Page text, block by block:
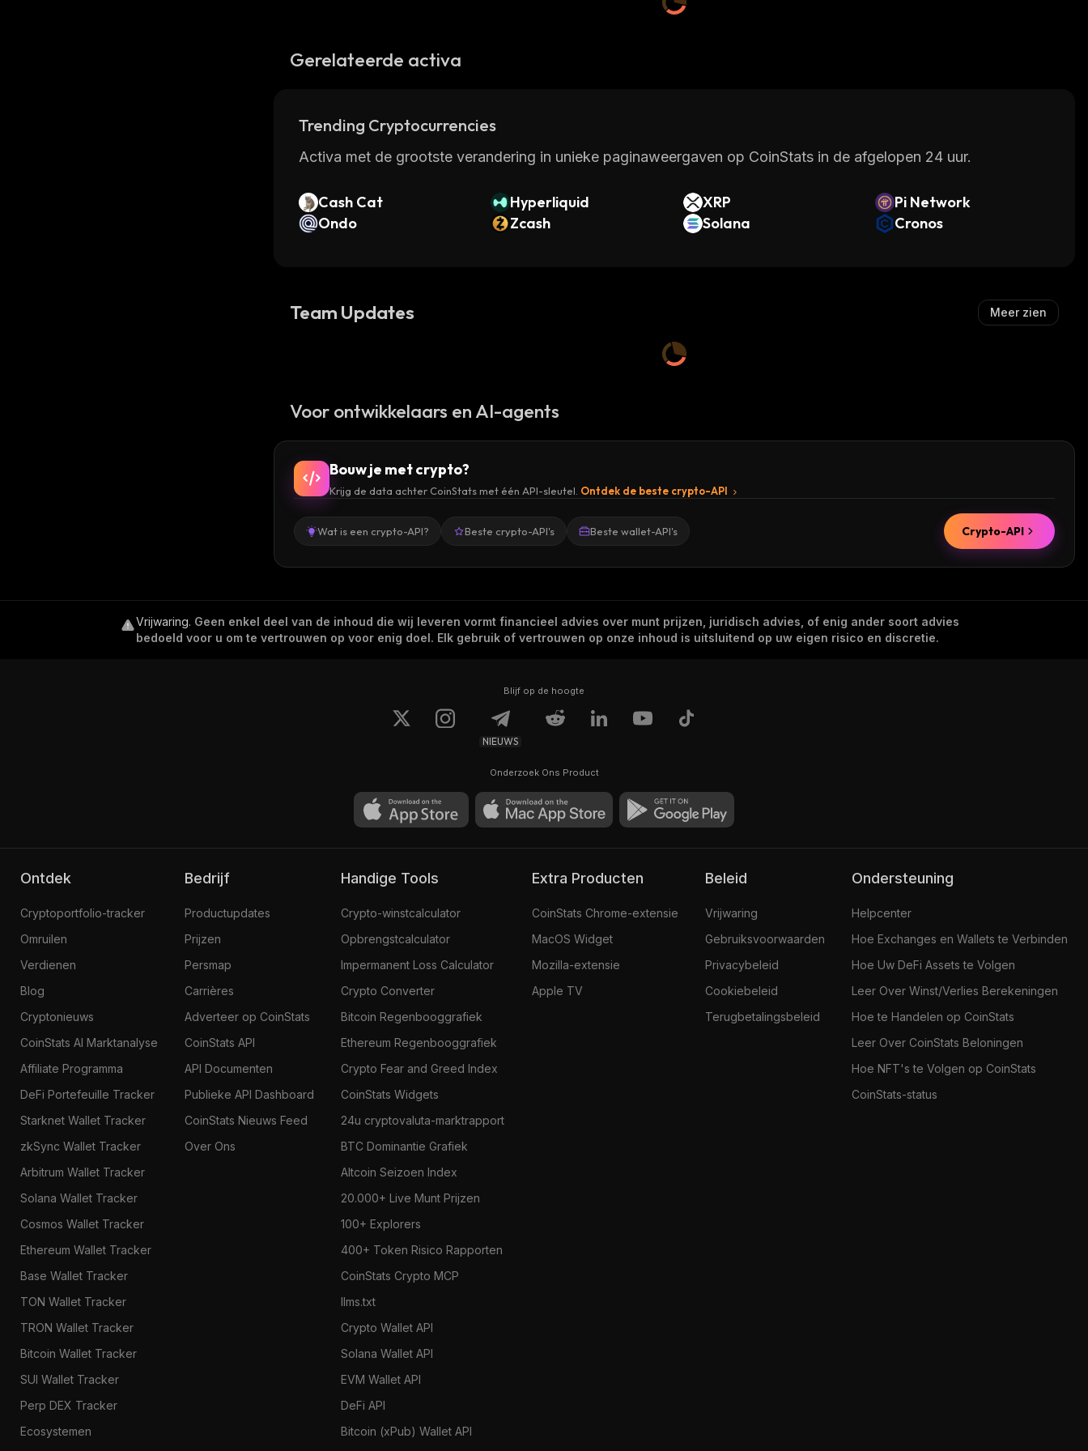
Gerelateerde activa
Trending Cryptocurrencies
Activa met de grootste verandering in unieke paginaweergaven op CoinStats in de afgelopen 24 uur.
Cash Cat Hyperliquid XRP
Pi Network
Ondo
Zcash Solana Cronos
Team Updates Meer zien
Voor ontwikkelaars en AI-agents
Bouw je met crypto?
Krijg de data achter CoinStats met één API-sleutel. Ontdek de beste crypto-API
Wat is een crypto-API? Beste crypto-API's Beste wallet-API's Crypto-API
Vrijwaring. Geen enkel deel van de inhoud die wij leveren vormt financieel advies over munt prijzen, juridisch advies, of enig ander soort advies
bedoeld voor u om te vertrouwen op voor enig doel. Elk gebruik of vertrouwen op onze inhoud is uitsluitend op uw eigen risico en discretie.
Blijf op de hoogte
NIEUWS
Onderzoek Ons Product
Ontdek
Cryptoportfolio-tracker
Omruilen
Verdienen
Blog
Cryptonieuws
CoinStats AI Marktanalyse
Affiliate Programma
DeFi Portefeuille Tracker
Starknet Wallet Tracker
zkSync Wallet Tracker
Arbitrum Wallet Tracker
Solana Wallet Tracker
Cosmos Wallet Tracker
Ethereum Wallet Tracker
Base Wallet Tracker
TON Wallet Tracker
TRON Wallet Tracker
Bitcoin Wallet Tracker
SUI Wallet Tracker
Perp DEX Tracker
Ecosystemen
Bedrijf
Productupdates
Prijzen
Persmap
Carrières
Adverteer op CoinStats
CoinStats API
API Documenten
Publieke API Dashboard
CoinStats Nieuws Feed
Over Ons
Handige Tools
Crypto-winstcalculator
Opbrengstcalculator
Impermanent Loss Calculator
Crypto Converter
Bitcoin Regenbooggrafiek
Ethereum Regenbooggrafiek
Crypto Fear and Greed Index
CoinStats Widgets
24u cryptovaluta-marktrapport
BTC Dominantie Grafiek
Altcoin Seizoen Index
20.000+ Live Munt Prijzen
100+ Explorers
400+ Token Risico Rapporten
CoinStats Crypto MCP
llms.txt
Crypto Wallet API
Solana Wallet API
EVM Wallet API
DeFi API
Bitcoin (xPub) Wallet API
Extra Producten
CoinStats Chrome-extensie
MacOS Widget
Mozilla-extensie
Apple TV
Beleid
Vrijwaring
Gebruiksvoorwaarden
Privacybeleid
Cookiebeleid
Terugbetalingsbeleid
Ondersteuning
Helpcenter
Hoe Exchanges en Wallets te Verbinden
Hoe Uw DeFi Assets te Volgen
Leer Over Winst/Verlies Berekeningen
Hoe te Handelen op CoinStats
Leer Over CoinStats Beloningen
Hoe NFT's te Volgen op CoinStats
CoinStats-status